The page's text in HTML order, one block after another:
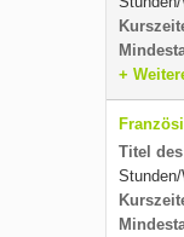
+
Titel